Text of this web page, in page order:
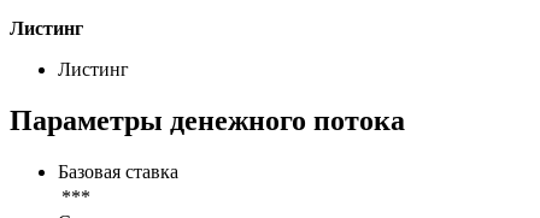
Листинг
Листинг
Параметры денежного потока
Базовая ставка
***